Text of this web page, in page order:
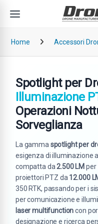
Salta alla navigazione
Home Accessori
Spotlight per
Illuminazione
Operazioni
Sorveglianza
La gamma spotlight per
esigenza di illuminazione
compatta da2.500 LM per
proiettori PTZ da 12.000
350 RTK, passando per i
per comunicazione e
laser multifunctioncon
designazione e ricerca